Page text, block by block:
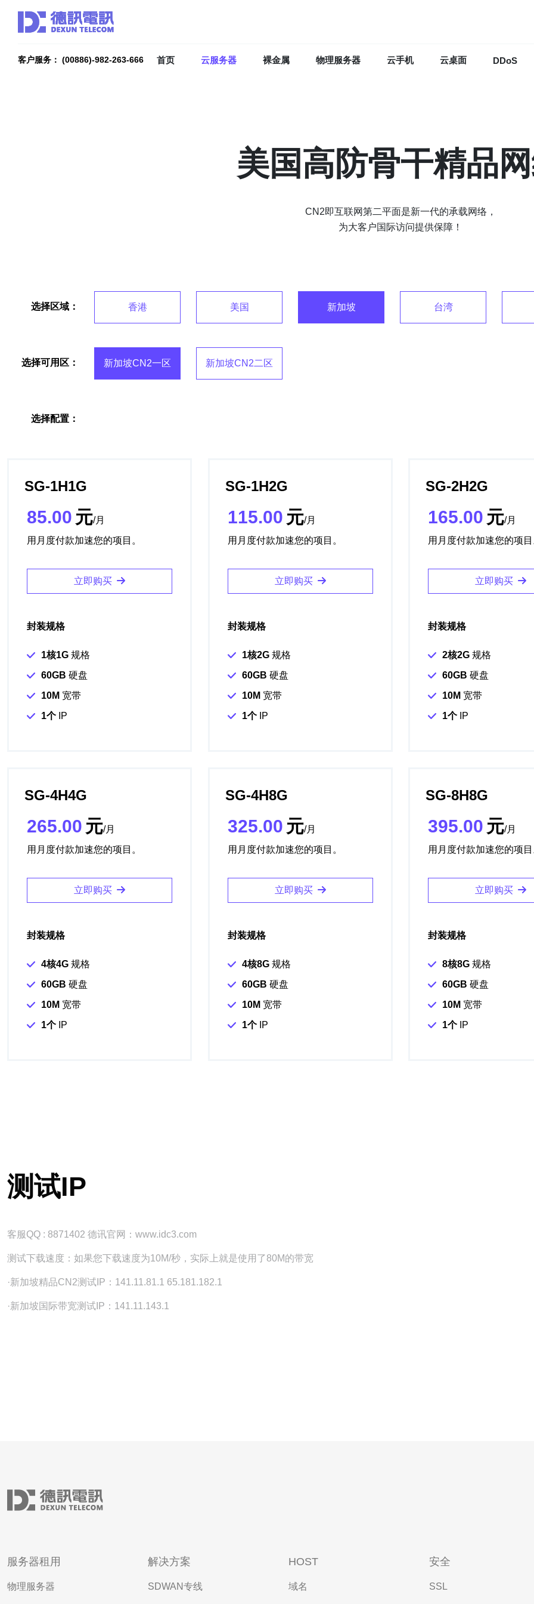
客户服务： (00886)-982-263-666 首页 云服务器 裸金属 物理服务器 云手机 云桌面 DDoS
美国高防骨干精品
CN2即互联网第二平面是新一代的承载网络，
为大客户国际访问提供保障！
选择区域： 香港 美国 新加坡 台湾
选择可用区： 新加坡CN2一区 新加坡CN2二区
选择配置：
SG-1H1G
85.00 元/月
用月度付款加速您的项目。
立即购买
封装规格
1核1G 规格
60GB 硬盘
10M 宽带
1个 IP
SG-1H2G
115.00 元/月
用月度付款加速您的项目。
立即购买
封装规格
1核2G规格
60GB 硬盘
10M 宽带
1个IP
SG-2H2G
165.00 元/月
用月度付款加速您的项
立即购买
封装规格
2核2G 规格
60GB 硬盘
10M 宽带
1个 IP
SG-4H4G
265.00 元/月
用月度付款加速您的项目。
立即购买
封装规格
4核4G 规格
60GB 硬盘
10M 宽带
1个 IP
SG-4H8G
325.00 元/月
用月度付款加速您的项目。
立即购买
封装规格
4核8G规格
60GB 硬盘
10M 宽带
1个IP
SG-8H8G
395.00 元/月
用月度付款加速您的项
立即购买
封装规格
8核8G 规格
60GB 硬盘
10M 宽带
1个 IP
测试IP
客服QQ : 8871402 德讯官网：www.idc3.com
测试下载速度：如果您下载速度为10M/秒，实际上就是使用了80M的带宽
·新加坡精品CN2测试IP：141.11.81.1 65.181.182.1
·新加坡国际带宽测试IP：141.11.143.1
服务器租用
物理服务器
解决方案
SDWAN专线
HOST
域名
安全
SSL